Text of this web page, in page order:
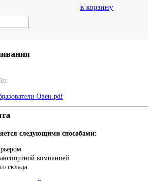
в корзину
Овен.pdf
следующими способами:
компанией
склада